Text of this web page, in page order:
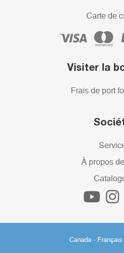
Carte de
Visiter la
Frais de port
À propos
Canada - Français